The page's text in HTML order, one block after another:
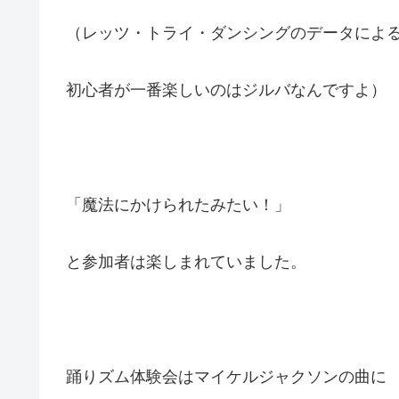
（レッツ・トライ・ダンシングのデータによ
初心者が一番楽しいのはジルバなんですよ）
「魔法にかけられたみたい！」
と参加者は楽しまれていました。
踊りズム体験会はマイケルジャクソンの曲に